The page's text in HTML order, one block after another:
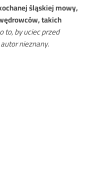
śląskiej mowy,
takich
to, by uciec przed
nieznany.